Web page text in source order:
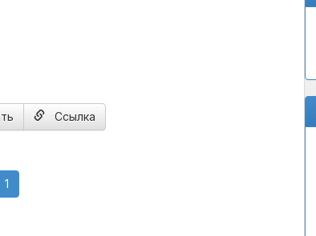
Ссылка
1(current)